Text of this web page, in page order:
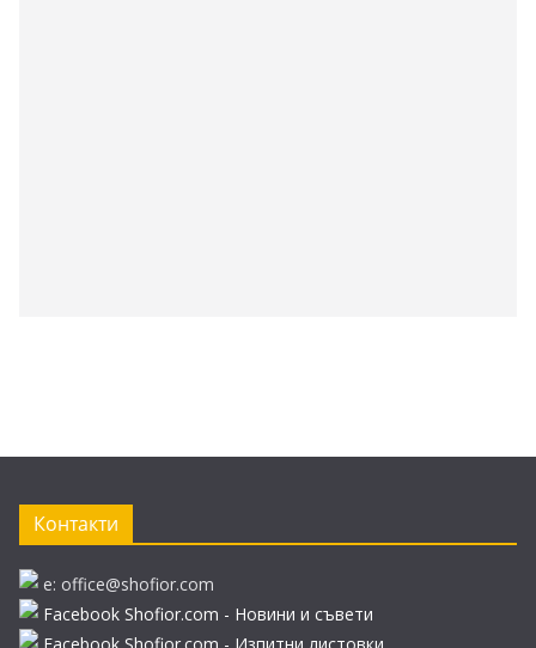
Контакти
e: office@shofior.com
Facebook Shofior.com - Новини и съвети